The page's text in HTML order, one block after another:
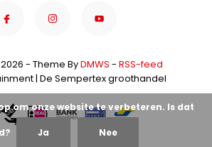
- Theme ByDMWS - RSS-feed
| De Sempertex groothandel
om onze website te verbeteren. Is dat
Ja Nee